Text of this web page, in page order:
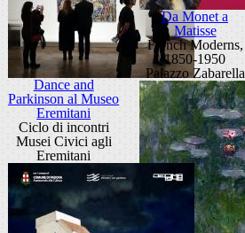
Dance and
Parkinson al Museo
Eremitani
Ciclo di incontri
Musei Civici agli
Eremitani
Da Monet a
Matisse
French Moderns,
1850-1950
Palazzo Zabarella